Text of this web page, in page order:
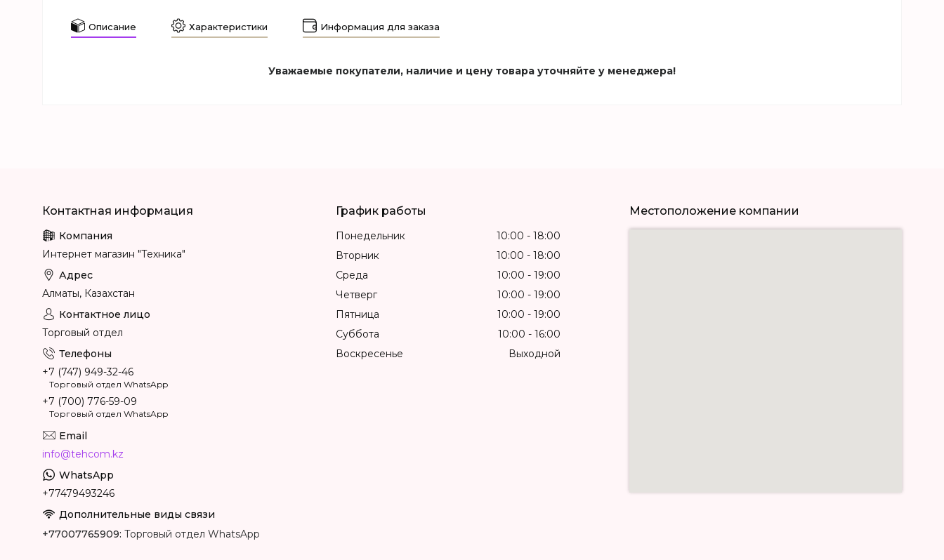
Описание Характеристики Информация для заказа
Уважаемые покупатели, наличие и цену товара уточняйте у менеджера!
Интернет магазин "Техника"
Алматы, Казахстан
Торговый отдел
+7 (747) 949-32-46
Торговый отдел WhatsApp
+7 (700) 776-59-09
Торговый отдел WhatsApp
info@tehcom.kz
+77479493246
+77007765909 Торговый отдел WhatsApp
График работы
Понедельник 10:00
18:00
Вторник
10:00
18:00
Среда
10:00
19:00
Четверг
10:00
19:00
Пятница
10:00
19:00
Суббота
10:00
16:00
Воскресенье
Выходной
Местоположение компании